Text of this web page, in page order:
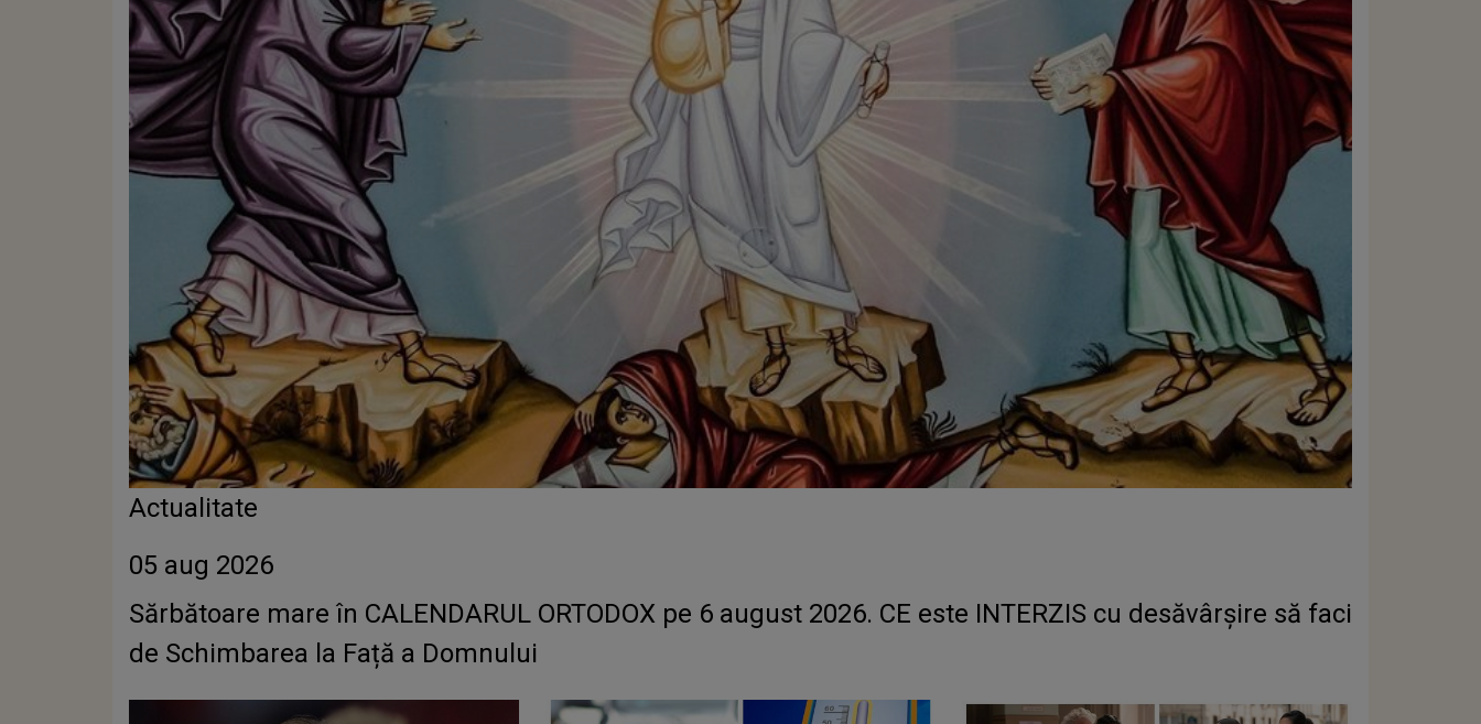
Actualitate
05 aug 2026
Sărbătoare mare în CALENDARUL ORTODOX pe 6 august 2026. CE este INTERZIS cu desăvârșire să faci
de Schimbarea la Față a Domnului